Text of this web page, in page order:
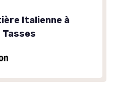
Italienne à
Tasses